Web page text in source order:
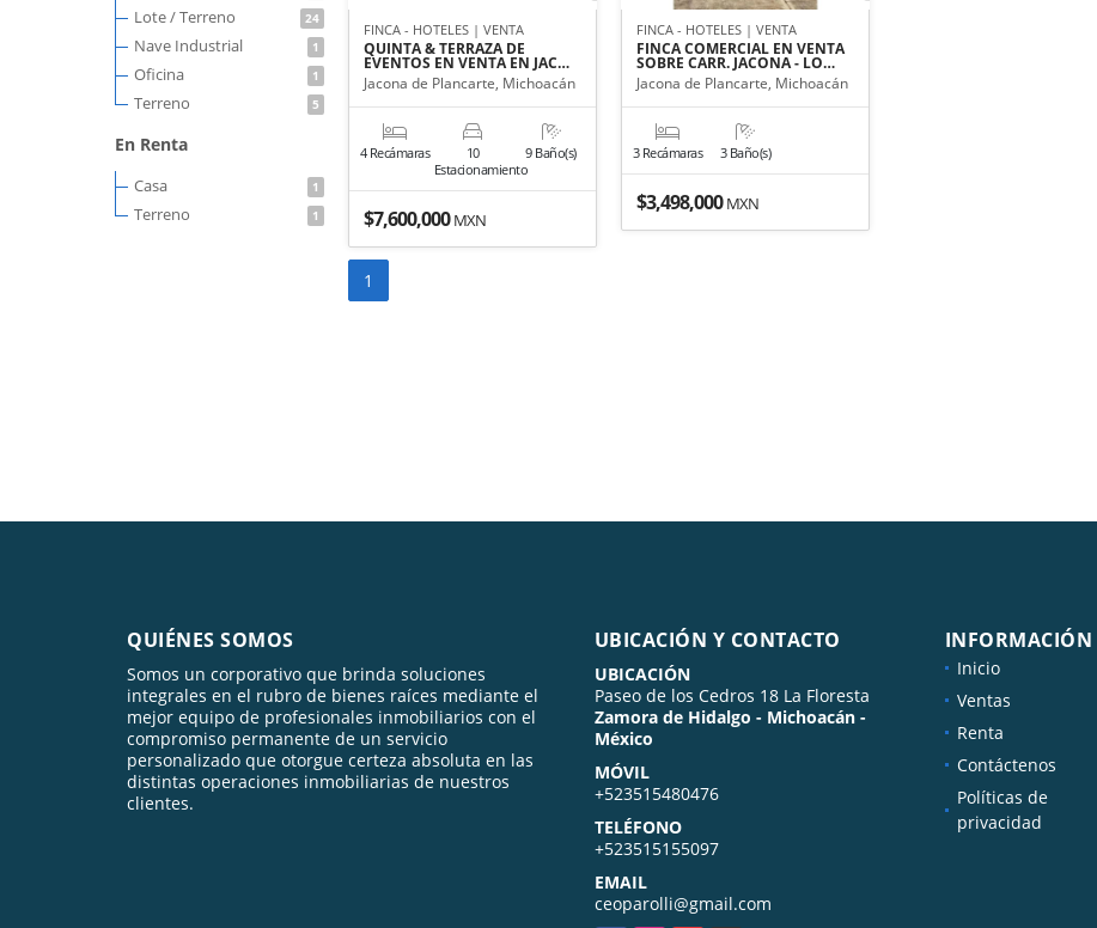
Lote / Terreno 24
Nave Industrial 1
Oficina 1
Terreno 5
En Renta
Casa 1
Terreno 1
FINCA - HOTELES | VENTA
QUINTA & TERRAZA DE
EVENTOS EN VENTA EN JAC…
Jacona de Plancarte, Michoacán
4 Recámaras
10
Estacionamiento
9 Baño(s)
$7,600,000MXN
FINCA - HOTELES | VENTA
FINCA COMERCIAL EN VENTA
SOBRE CARR. JACONA - LO…
Jacona de Plancarte, Michoacán
3 Recámaras 3 Baño(s)
$3,498,000MXN
1
QUIÉNES SOMOS
Somos un corporativo que brinda soluciones
integrales en el rubro de bienes raíces mediante el
mejor equipo de profesionales inmobiliarios con el
compromiso permanente de un servicio
personalizado que otorgue certeza absoluta en las
distintas operaciones inmobiliarias de nuestros
clientes.
UBICACIÓN Y CONTACTO
UBICACIÓN
Paseo de los Cedros 18 La Floresta
Zamora de Hidalgo - Michoacán -
México
MÓVIL
+523515480476
TELÉFONO
+523515155097
EMAIL
ceoparolli@gmail.com
INFORMACIÓN
Inicio
Ventas
Renta
Contáctenos
Políticas de
privacidad